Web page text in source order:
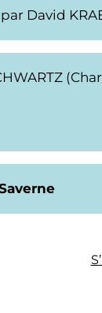
par David